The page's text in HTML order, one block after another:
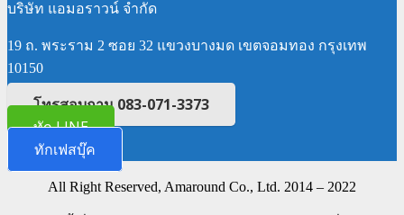
บริษัท แอมอราวน์ จำกัด
19 ถ. พระราม 2 ซอย 32 แขวงบางมด เขตจอมทอง กรุงเทพ
10150
โทรสอบถาม 083-071-3373
ทัก LINE
ทักเฟสบุ๊ค
All Right Reserved, Amaround Co., Ltd. 2014 – 2022